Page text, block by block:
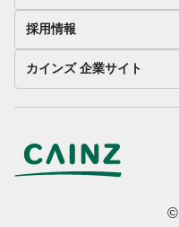
採用情報
カインズ 企業サイト
©